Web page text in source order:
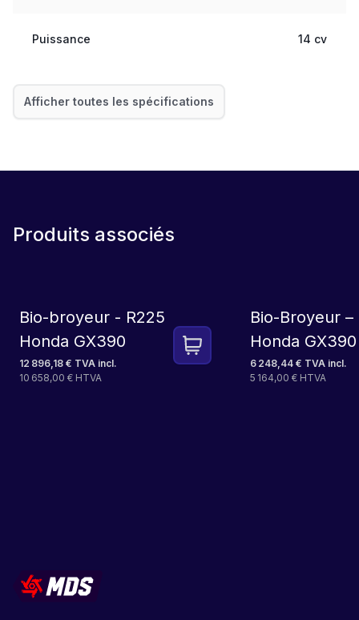
Puissance 14 cv
Afficher toutes les spécifications
Produits associés
Bio-broyeur - R225
Honda GX390
12 896,18 € TVA incl.
10 658,00 € HTVA
Bio-Broyeur –
Honda GX390
6 248,44 € TVA incl.
5 164,00 € HTVA